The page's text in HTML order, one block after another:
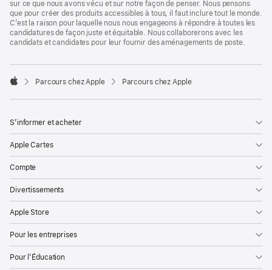
sur ce que nous avons vécu et sur notre façon de penser. Nous pensons
que pour créer des produits accessibles à tous, il faut inclure tout le monde.
C’est la raison pour laquelle nous nous engageons à répondre à toutes les
candidatures de façon juste et équitable. Nous collaborerons avec les
candidats et candidates pour leur fournir des aménagements de poste.

Parcours chez Apple Parcours chez Apple
S’informer et acheter
Apple Cartes
Compte
Divertissements
Apple Store
Pour les entreprises
Pour l’Éducation